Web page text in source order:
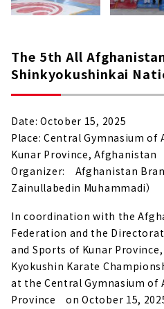
The 5th All
Shinkyokushinkai
Date: October 15, 2025
Place: Central Gymnasium of
Kunar Province, Afghanistan
Organizer: Afghanistan
Zainullabedin Muhammadi）
In coordination with the
Federation and the
and Sports of Kunar
Kyokushin Karate
at the Central Gymnasium of
Province on October 15,